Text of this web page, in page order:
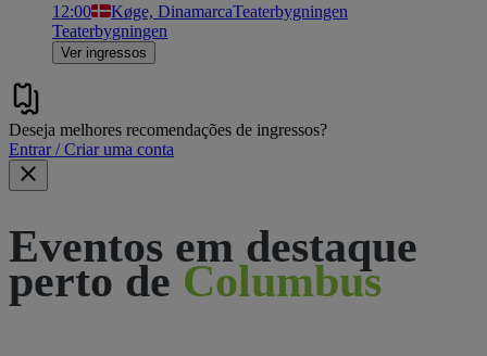
12:00 Køge, DinamarcaTeaterbygningen
Teaterbygningen
Ver ingressos
Deseja melhores recomendações de ingressos?
Entrar / Criar uma conta
Eventos em destaque
perto de Columbus